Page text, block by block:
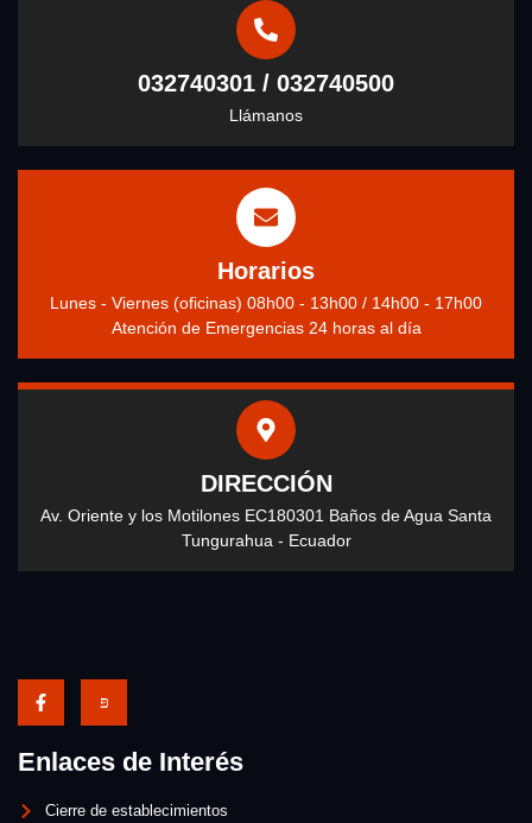
032740301 / 032740500
Llámanos
Horarios
Lunes - Viernes (oficinas) 08h00 - 13h00 / 14h00 - 17h00
Atención de Emergencias 24 horas al día
DIRECCIÓN
Av. Oriente y los Motilones EC180301 Baños de Agua Santa
Tungurahua - Ecuador
Enlaces de Interés
Cierre de establecimientos